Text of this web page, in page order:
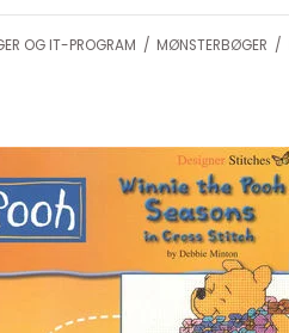
OG IT-PROGRAM / MØNSTERBØGER /